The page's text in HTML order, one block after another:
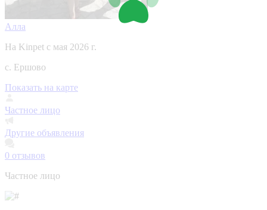
Алла
На Kinpet c мая 2026 г.
с. Ершово
Показать на карте
Частное лицо
Другие объявления
0 отзывов
Частное лицо